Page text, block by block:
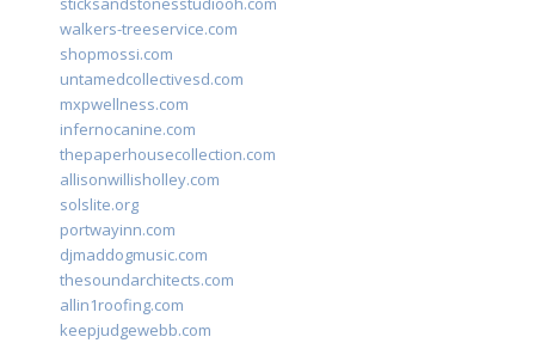
walkers-treeservice.com
shopmossi.com
untamedcollectivesd.com
mxpwellness.com
infernocanine.com
thepaperhousecollection.com
allisonwillisholley.com
solslite.org
portwayinn.com
djmaddogmusic.com
thesoundarchitects.com
allin1roofing.com
keepjudgewebb.com